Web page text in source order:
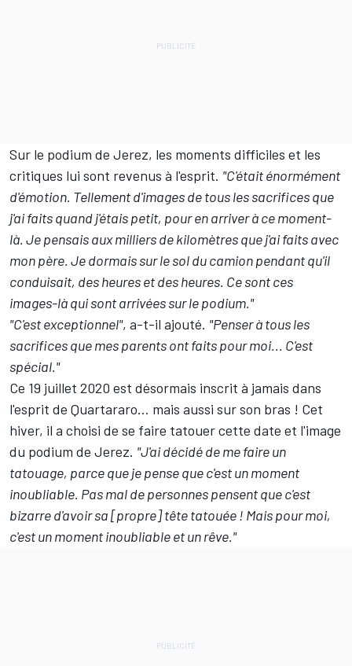
Sur le podium de Jerez, les moments difficiles et les
critiques lui sont revenus à l'esprit. "C'était énormément
d'émotion. Tellement d'images de tous les sacrifices que
j'ai faits quand j'étais petit, pour en arriver à ce moment-
là. Je pensais aux milliers de kilomètres que j'ai faits avec
mon père. Je dormais sur le sol du camion pendant qu'il
conduisait, des heures et des heures. Ce sont ces
images-là qui sont arrivées sur le podium."
"C'est exceptionnel", a-t-il ajouté. "Penser à tous les
sacrifices que mes parents ont faits pour moi... C'est
spécial."
Ce 19 juillet 2020 est désormais inscrit à jamais dans
l'esprit de Quartararo... mais aussi sur son bras ! Cet
hiver, il a choisi de se faire tatouer cette date et l'image
du podium de Jerez. "J'ai décidé de me faire un
tatouage, parce que je pense que c'est un moment
inoubliable. Pas mal de personnes pensent que c'est
bizarre d'avoir sa [propre] tête tatouée ! Mais pour moi,
c'est un moment inoubliable et un rêve."